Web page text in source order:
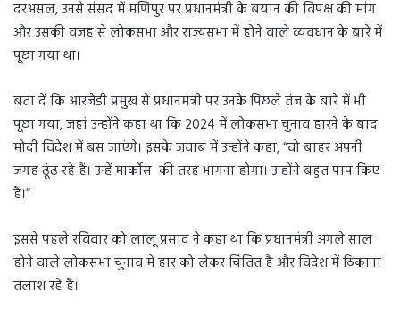
दरअसल, उनसे संसद में मणिपुर पर प्रधानमंत्री के बयान की विपक्ष की मांग
और उसकी वजह से लोकसभा और राज्यसभा में होने वाले व्यवधान के बारे में
पूछा गया था।
बता दें कि आरजेडी प्रमुख से प्रधानमंत्री पर उनके पिछले तंज के बारे में भी
पूछा गया, जहां उन्होंने कहा था कि 2024 में लोकसभा चुनाव हारने के बाद
मोदी विदेश में बस जाएंगे। इसके जवाब में उन्होंने कहा, “वो बाहर अपनी
जगह ढूंढ़ रहे हैं। उन्हें मार्कोस की तरह भागना होगा। उन्होंने बहुत पाप किए
हैं।”
इससे पहले रविवार को लालू प्रसाद ने कहा था कि प्रधानमंत्री अगले साल
होने वाले लोकसभा चुनाव में हार को लेकर चिंतित हैं और विदेश में ठिकाना
तलाश रहे हैं।